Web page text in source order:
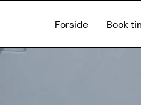
Forside Book